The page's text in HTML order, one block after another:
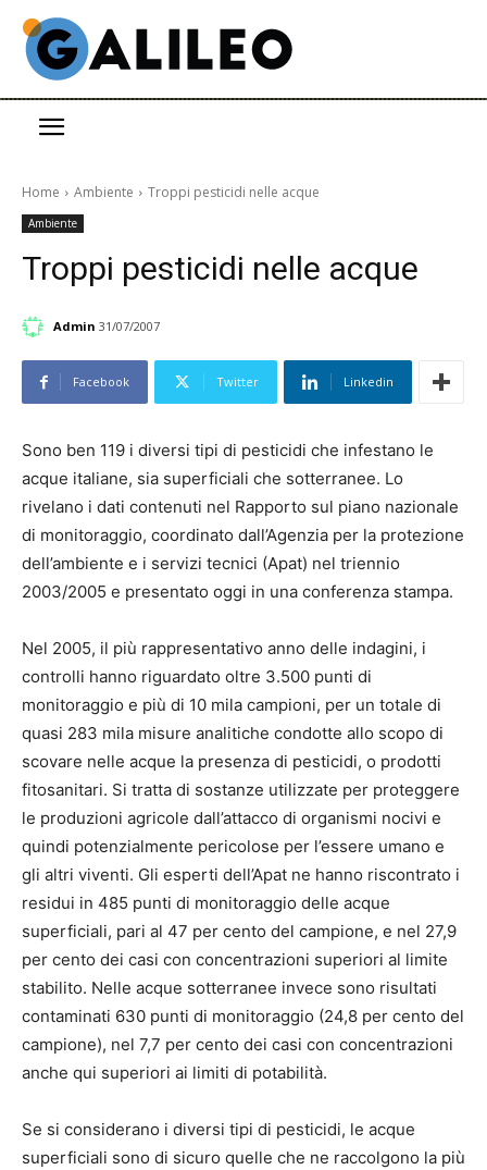
Home Ambiente Troppi pesticidi nelle acque
Ambiente
Troppi pesticidi nelle acque
Admin 31/07/2007
Facebook Twitter Linkedin
Sono ben 119 i diversi tipi di pesticidi che infestano le
acque italiane, sia superficiali che sotterranee. Lo
rivelano i dati contenuti nel Rapporto sul piano nazionale
di monitoraggio, coordinato dall’Agenzia per la protezione
dell’ambiente e i servizi tecnici (Apat) nel triennio
2003/2005 e presentato oggi in una conferenza stampa.
Nel 2005, il più rappresentativo anno delle indagini, i
controlli hanno riguardato oltre 3.500 punti di
monitoraggio e più di 10 mila campioni, per un totale di
quasi 283 mila misure analitiche condotte allo scopo di
scovare nelle acque la presenza di pesticidi, o prodotti
fitosanitari. Si tratta di sostanze utilizzate per proteggere
le produzioni agricole dall’attacco di organismi nocivi e
quindi potenzialmente pericolose per l’essere umano e
gli altri viventi. Gli esperti dell’Apat ne hanno riscontrato i
residui in 485 punti di monitoraggio delle acque
superficiali, pari al 47 per cento del campione, e nel 27,9
per cento dei casi con concentrazioni superiori al limite
stabilito. Nelle acque sotterranee invece sono risultati
contaminati 630 punti di monitoraggio (24,8 per cento del
campione), nel 7,7 per cento dei casi con concentrazioni
anche qui superiori ai limiti di potabilità.
Se si considerano i diversi tipi di pesticidi, le acque
superficiali sono di sicuro quelle che ne raccolgono la più